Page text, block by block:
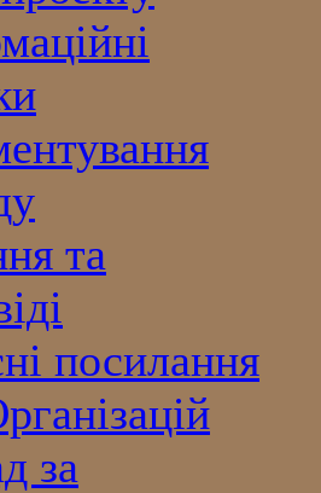
та
посилання
за